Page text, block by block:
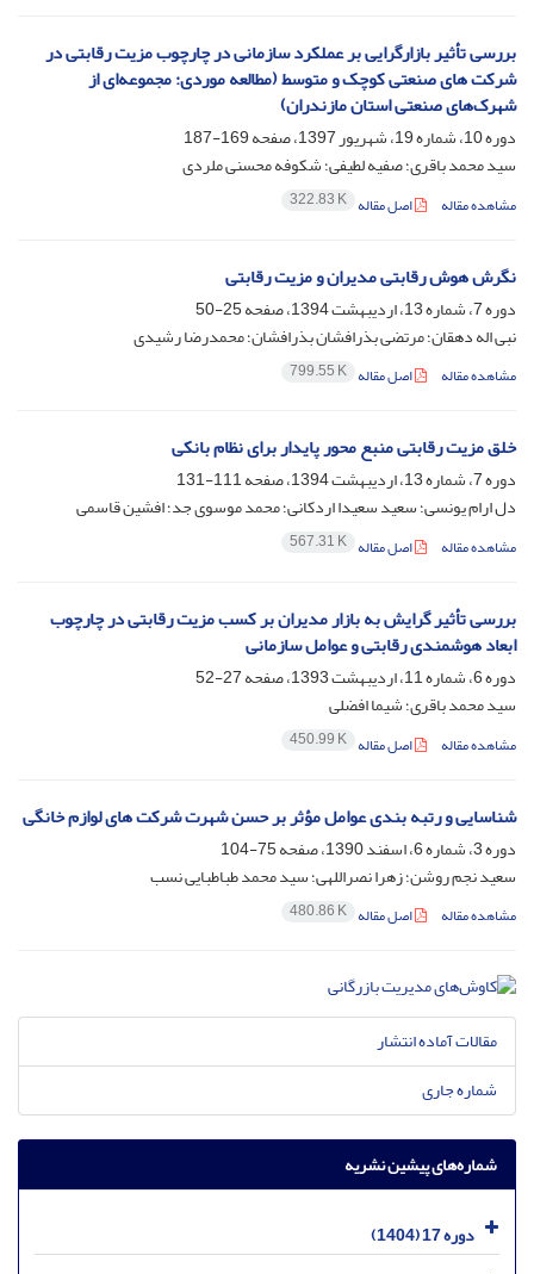
بررسی تأثیر بازارگرایی بر عملکرد سازمانی در چارچوب مزیت رقابتی در
شرکت های صنعتی کوچک و متوسط (مطالعه موردی: مجموعه‌ای از
شهرک‌های صنعتی استان مازندران)
دوره 10، شماره 19، شهریور 1397، صفحه
169-187
سید محمد باقری؛ صفیه لطیفی؛ شکوفه محسنی ملردی
مشاهده مقاله اصل مقاله 322.83 K
نگرش هوش رقابتی مدیران و مزیت رقابتی
دوره 7، شماره 13، اردیبهشت 1394، صفحه
25-50
نبی اله دهقان؛ مرتضی بذرافشان بذرافشان؛ محمدرضا رشیدی
مشاهده مقاله اصل مقاله 799.55 K
خلق مزیت رقابتی منبع محور پایدار برای نظام بانکی
دوره 7، شماره 13، اردیبهشت 1394، صفحه
111-131
دل ارام یونسی؛ سعید سعیدا اردکانی؛ محمد موسوی جد؛ افشین قاسمی
مشاهده مقاله اصل مقاله 567.31 K
بررسی تأثیر گرایش به بازار مدیران بر کسب مزیت رقابتی در چارچوب
ابعاد هوشمندی رقابتی و عوامل سازمانی
دوره 6، شماره 11، اردیبهشت 1393، صفحه
27-52
سید محمد باقری؛ شیما افضلی
مشاهده مقاله اصل مقاله 450.99 K
شناسایی و رتبه بندی عوامل مؤثر بر حسن شهرت شرکت های لوازم خانگی
دوره 3، شماره 6، اسفند 1390، صفحه
75-104
سعید نجم روشن؛ زهرا نصراللهی؛ سید محمد طباطبایی نسب
مشاهده مقاله اصل مقاله 480.86 K
مقالات آماده انتشار
شماره جاری
شماره‌های پیشین نشریه
دوره 17 (1404)